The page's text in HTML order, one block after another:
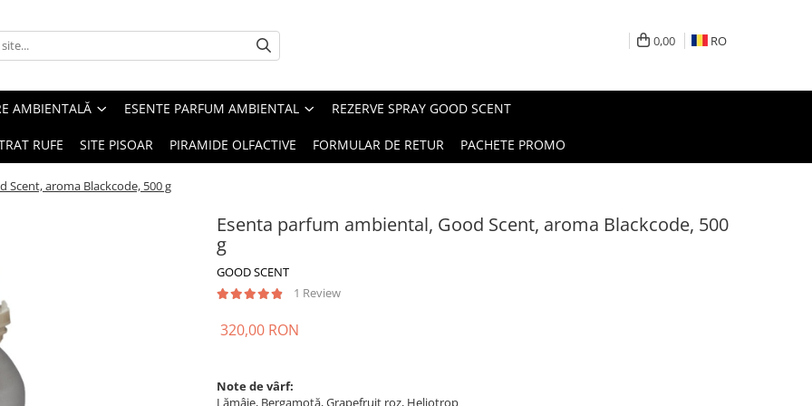
0,00 RO
AMBIENTALĂ ESENTE PARFUM AMBIENTAL REZERVE SPRAY GOOD SCENT
RUFE SITE PISOAR PIRAMIDE OLFACTIVE FORMULAR DE RETUR PACHETE PROMO
Scent, aroma Blackcode, 500 g
Esenta parfum ambiental, Good Scent, aroma Blackcode, 500
g
GOOD SCENT
1 Review
320,00 RON
Note de vârf:
Lămâie, Bergamotă, Grapefruit roz, Heliotrop